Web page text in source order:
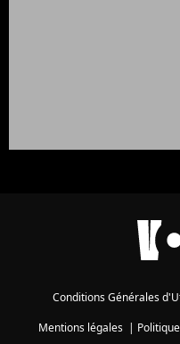
Conditions Générales
Mentions légales|